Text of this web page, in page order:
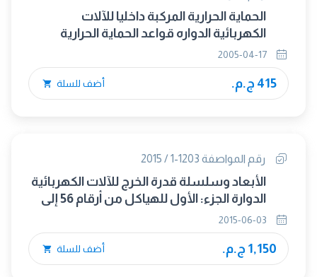
الحماية الحرارية المركبة داخليا للآلات
الكهربائية الدواره قواعد الحماية الحرارية
ًللآلات الكهربائية
415 ج.م. أضف للسلة
رقم المواصفة 1203-1 / 2015
الأبعاد وسلسلة قدرة الخرج للآلات الكهربائية
الدوارة الجزء: الأول للهياكل من أرقام 56 إلى
400 وللفلانشات من أرقام 55 إلى 1080
1,150 ج.م. أضف للسلة